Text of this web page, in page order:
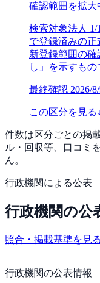
確認範囲を拡大
検索対象法人
で登録済みの
新登録範囲の
し」を示すもの
最終確認 2026/
この区分を見る ↓
件数は区分ごとの掲
ル・回収等、口コミ
ん。
行政機関による公表
行政機関の公
照合・掲載基準を見る
—
行政機関の公表情報